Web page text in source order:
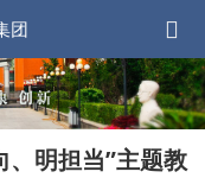
团
、明担当”主题教